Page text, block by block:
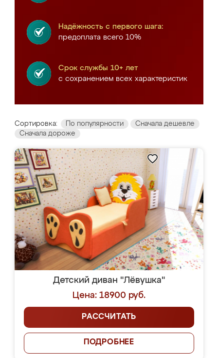
Надёжность с первого шага:
предоплата всего 10%
Срок службы 10+ лет
с сохранением всех характеристик
Сортировка: По популярности
Сначала дешевле
Сначала дороже
Детский диван "Лёвушка"
Цена: 18900 руб.
РАССЧИТАТЬ
ПОДРОБНЕЕ